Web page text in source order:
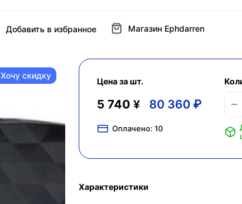
Добавить в избранное Магазин Ephdarren
Хочу скидку
Цена за шт.
5 740 ¥ 80 360 ₽
Оплачено: 10
Характеристики